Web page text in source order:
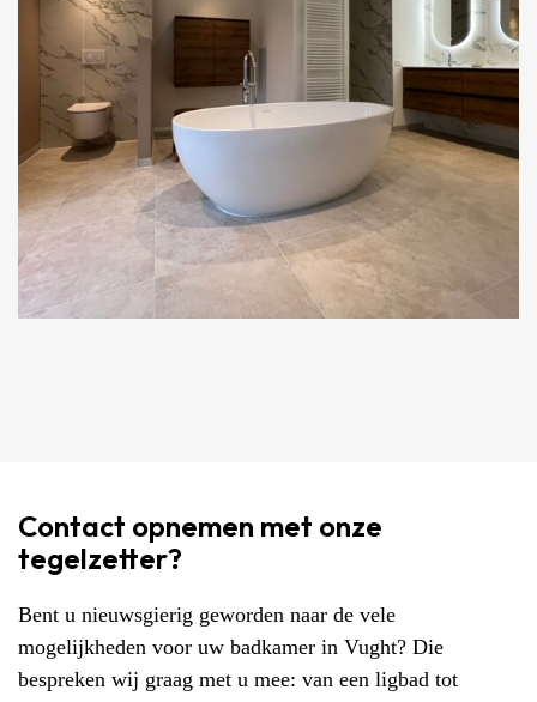
Contact opnemen met onze
tegelzetter?
Bent u nieuwsgierig geworden naar de vele
mogelijkheden voor uw badkamer in Vught? Die
bespreken wij graag met u mee: van een ligbad tot